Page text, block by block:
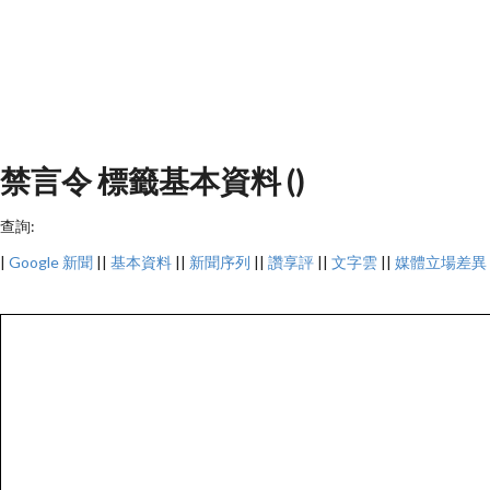
禁言令 標籤基本資料 ()
查詢:
| Google 新聞 || 基本資料 || 新聞序列 || 讚享評 || 文字雲 || 媒體立場差異